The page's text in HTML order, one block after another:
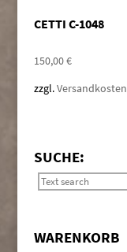
CETTI C-1048
150,00€
zzgl.Versandkosten
SUCHE:
WARENKORB